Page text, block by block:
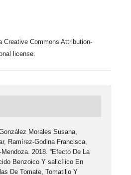
Creative Commons Attribution-
license.
Morales Susana,
Ramírez-Godina Francisca,
2018. “Efecto De La
Benzoico Y salicílico En
De Tomate, Tomatillo Y